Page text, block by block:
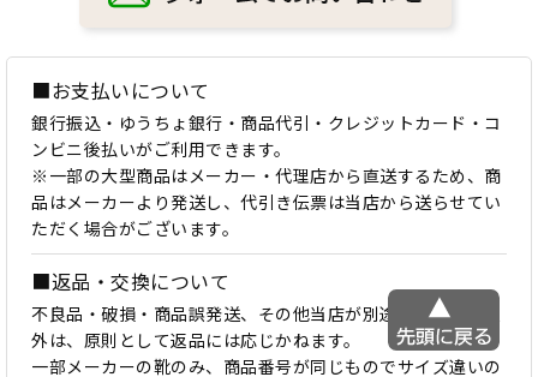
■お支払いについて
銀行振込・ゆうちょ銀行・商品代引・クレジットカード・コ
ンビニ後払いがご利用できます。
※一部の大型商品はメーカー・代理店から直送するため、商
品はメーカーより発送し、代引き伝票は当店から送らせてい
ただく場合がございます。
■返品・交換について
不良品・破損・商品誤発送、その他当店が別途認めた場合以
外は、原則として返品には応じかねます。
一部メーカーの靴のみ、商品番号が同じものでサイズ違いの